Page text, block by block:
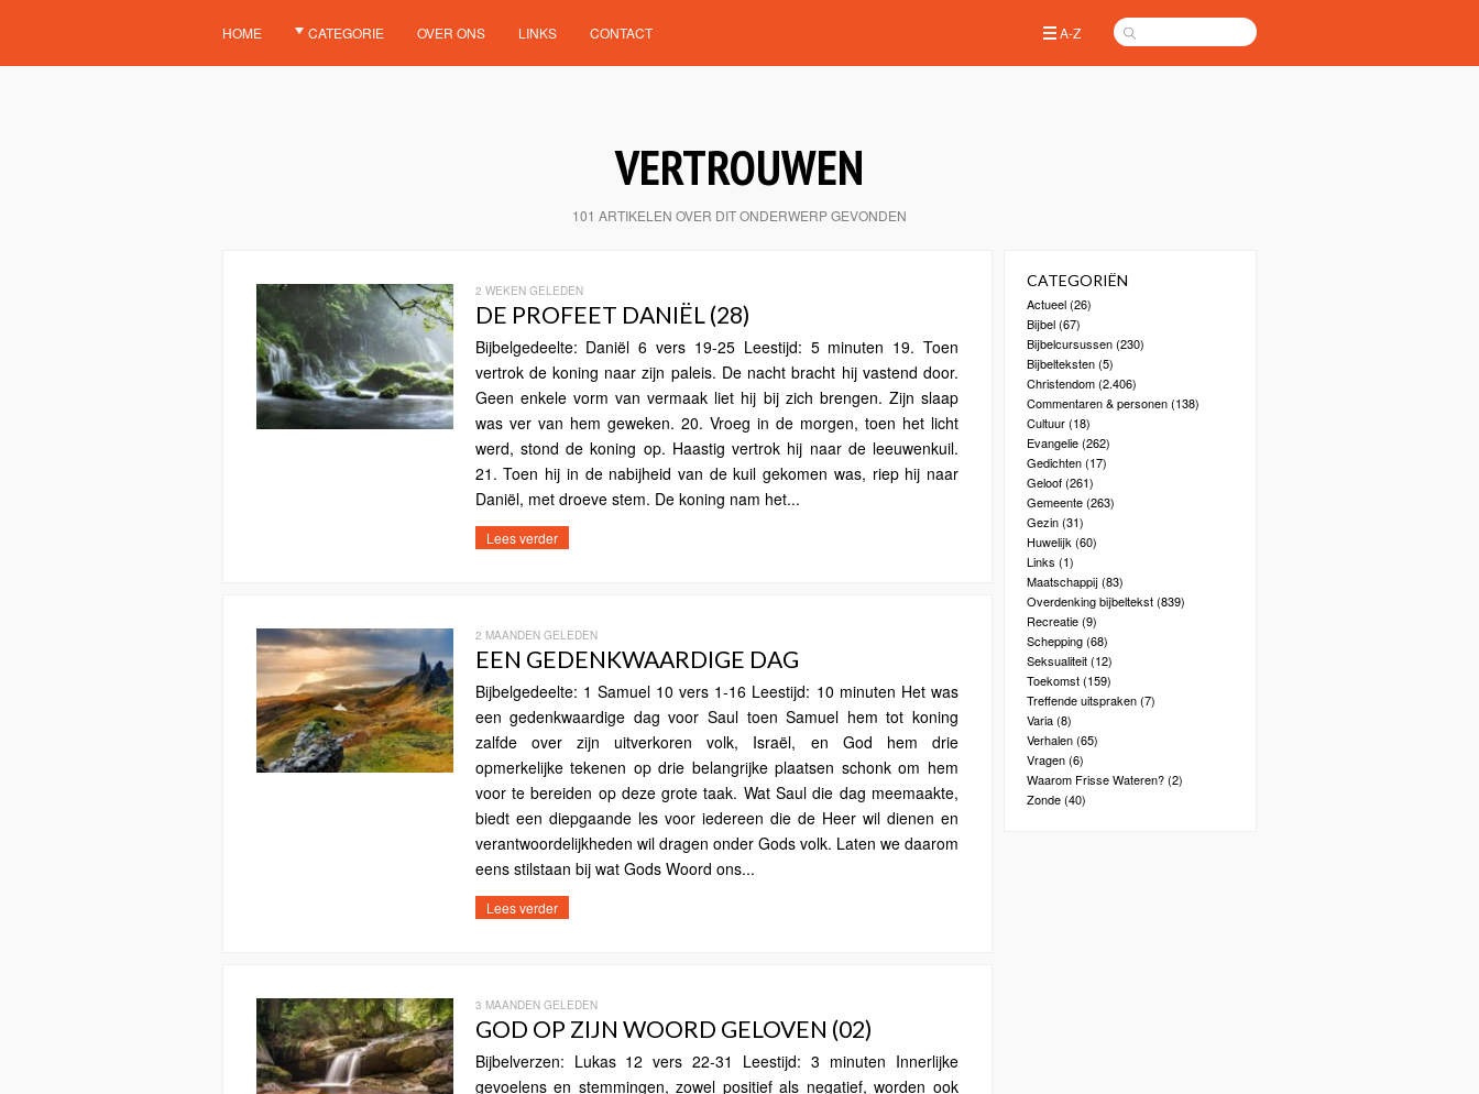
HOME CATEGORIE OVER ONS LINKS CONTACT A-Z
VERTROUWEN
101 ARTIKELEN OVER DIT ONDERWERP GEVONDEN
2 WEKEN GELEDEN
DE PROFEET DANIËL (28)
Bijbelgedeelte: Daniël 6 vers 19-25 Leestijd: 5 minuten 19. Toen
vertrok de koning naar zijn paleis. De nacht bracht hij vastend door.
Geen enkele vorm van vermaak liet hij bij zich brengen. Zijn slaap
was ver van hem geweken. 20. Vroeg in de morgen, toen het licht
werd, stond de koning op. Haastig vertrok hij naar de leeuwenkuil.
21. Toen hij in de nabijheid van de kuil gekomen was, riep hij naar
Daniël, met droeve stem. De koning nam het...
Lees verder
2 MAANDEN GELEDEN
EEN GEDENKWAARDIGE DAG
Bijbelgedeelte: 1 Samuel 10 vers 1-16 Leestijd: 10 minuten Het was
een gedenkwaardige dag voor Saul toen Samuel hem tot koning
zalfde over zijn uitverkoren volk, Israël, en God hem drie
opmerkelijke tekenen op drie belangrijke plaatsen schonk om hem
voor te bereiden op deze grote taak. Wat Saul die dag meemaakte,
biedt een diepgaande les voor iedereen die de Heer wil dienen en
verantwoordelijkheden wil dragen onder Gods volk. Laten we daarom
eens stilstaan ​​bij wat Gods Woord ons...
Lees verder
3 MAANDEN GELEDEN
GOD OP ZIJN WOORD GELOVEN (02)
Bijbelverzen: Lukas 12 vers 22-31 Leestijd: 3 minuten Innerlijke
gevoelens en stemmingen, zowel positief als negatief, worden ook
CATEGORIËN
Actueel(26)
Bijbel(67)
Bijbelcursussen(230)
Bijbelteksten(5)
Christendom(2.406)
Commentaren & personen(138)
Cultuur(18)
Evangelie(262)
Gedichten(17)
Geloof(261)
Gemeente(263)
Gezin(31)
Huwelijk (60)
Links (1)
Maatschappij(83)
Overdenking bijbeltekst(839)
Recreatie(9)
Schepping(68)
Seksualiteit(12)
Toekomst(159)
Treffende uitspraken(7)
Varia(8)
Verhalen(65)
Vragen(6)
Waarom Frisse Wateren?(2)
Zonde(40)